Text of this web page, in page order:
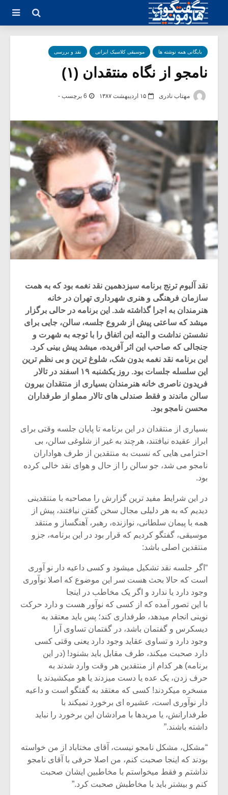
بایگانی همه نوشته ها موسیقی کلاسیک ایرانی نقد و بررسی
نامجو از نگاه منتقدان (۱)
مهتاب نادری ۱۵ اردیبهشت ۱۳۸۷ 6 برچسب -
نقد آلبوم ترنج برنامه سیزدهمین نقد نغمه بود که به همت
سازمان فرهنگی و هنری شهرداری تهران در خانه
هنرمندان به اجرا گذاشته شد. این برنامه در حالی برگزار
میشد که ساعتی پیش از شروع جلسه، سالن، جایی برای
نشستن نداشت و البته این اتفاق را با توجه به شهرت و
جنجالی که صاحب این اثر آفریده، میشد پیش بینی کرد.
این برنامه نقد نغمه بدون شک، شلوغ ترین و بی نظم ترین
این سلسله جلسات بود. روز یکشنبه ۱۹ اسفند در تالار
فریدون ناصری خانه هنرمندان بسیاری از منتقدان بیرون
سالن ماندند و فقط صندلی های تالار مملو از طرفداران
محسن نامجو بود.
بسیاری از منتقدان در این برنامه تا پایان جلسه وقتی برای
ابراز عقیده نیافتند، هرچند به غیر از شلوغی سالن، بی
احترامی هایی که نسبت به منتقدین از طرف هواداران
نامجو می شد، جو سالن را از حال و هوای نقد خالی کرده
بود.
در این شرایط مفید ترین گزارش را مصاحبه با منتقدینی
دیدیم که به هر دلیلی مجال سخن گفتن نیافتند، پیش از
همه با پیمان سلطانی، نوازنده، رهبر، آهنگساز و منتقد
موسیقی، گفتگو کردیم که قرار بود در این برنامه، جزو
منتقدین اصلی باشد:
“اگر جلسه نقد تشکیل میشود و کسی داعیه دار نو آوری
است که حالا بحث هست سر این موضوع که اصلا نوآوری
وجود دارد یا ندارد و اگر یک مخاطب در اینجا
با این تصور آمده که از کسی که نوآور هست و دارد حرکت
نوینی انجام میدهد، طرفداری کند؛ پس باید معتقد به
دیسکرس و گفتمان باشد، در گفتمان تساوی آرا
وجود دارد و تساوی عقاید وجود دارد یعنی وقتی کسی
دارد صحبت میکند، طرف مقابل باید بشنود! (در این
برنامه) هر کدام از منتقدین هر وقت وارد شدند به
حرف زدن، یک عده یا دست میزدند یا هو میکشیدند یا
مسخره میکردند! کسی که معتقد به گفتگو است و داعیه
دار نوآوری است، عشیره ای برخورد نمیکند با
طرفدارانش، یا مریدها با مرادشان این برخورد را نباید
داشته باشند.”
“مشکل، مشکل نامجو نیست، آقای مختاباد از من خواسته
بودند که اینجا صحبت کنم، من اصلا حرفی با آقای نامجو
نداشتم و فقط میخواستم با مخاطبین ایشان صحبت
کنم و بیشتر باید با مخاطبش صحبت کرد.”
میکلوش روژا
یادداشتی بر موسیقی
متن فیلم «متری
شیش و نیم»
اگر نمی توانی